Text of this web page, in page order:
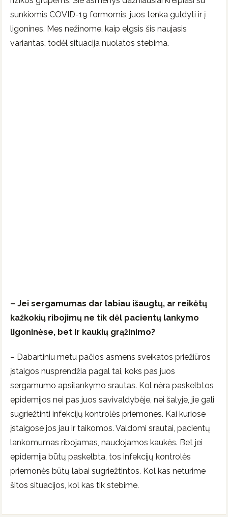
sunkiomis COVID-19 formomis, juos tenka guldyti ir į
ligonines. Mes nežinome, kaip elgsis šis naujasis
variantas, todėl situacija nuolatos stebima.
– Jei sergamumas dar labiau išaugtų, ar reikėtų
kažkokių ribojimų ne tik dėl pacientų lankymo
ligoninėse, bet ir kaukių grąžinimo?
– Dabartiniu metu pačios asmens sveikatos priežiūros
įstaigos nusprendžia pagal tai, koks pas juos
sergamumo apsilankymo srautas. Kol nėra paskelbtos
epidemijos nei pas juos savivaldybėje, nei šalyje, jie gali
sugriežtinti infekcijų kontrolės priemones. Kai kuriose
įstaigose jos jau ir taikomos. Valdomi srautai, pacientų
lankomumas ribojamas, naudojamos kaukės. Bet jei
epidemija būtų paskelbta, tos infekcijų kontrolės
priemonės būtų labai sugriežtintos. Kol kas neturime
šitos situacijos, kol kas tik stebime.